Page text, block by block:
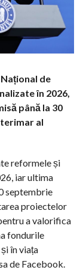
de
în 2026,
până la 30
al
reformele și
iar ultima
septembrie
proiectelor
a valorifica
fondurile
în viața
de Facebook.